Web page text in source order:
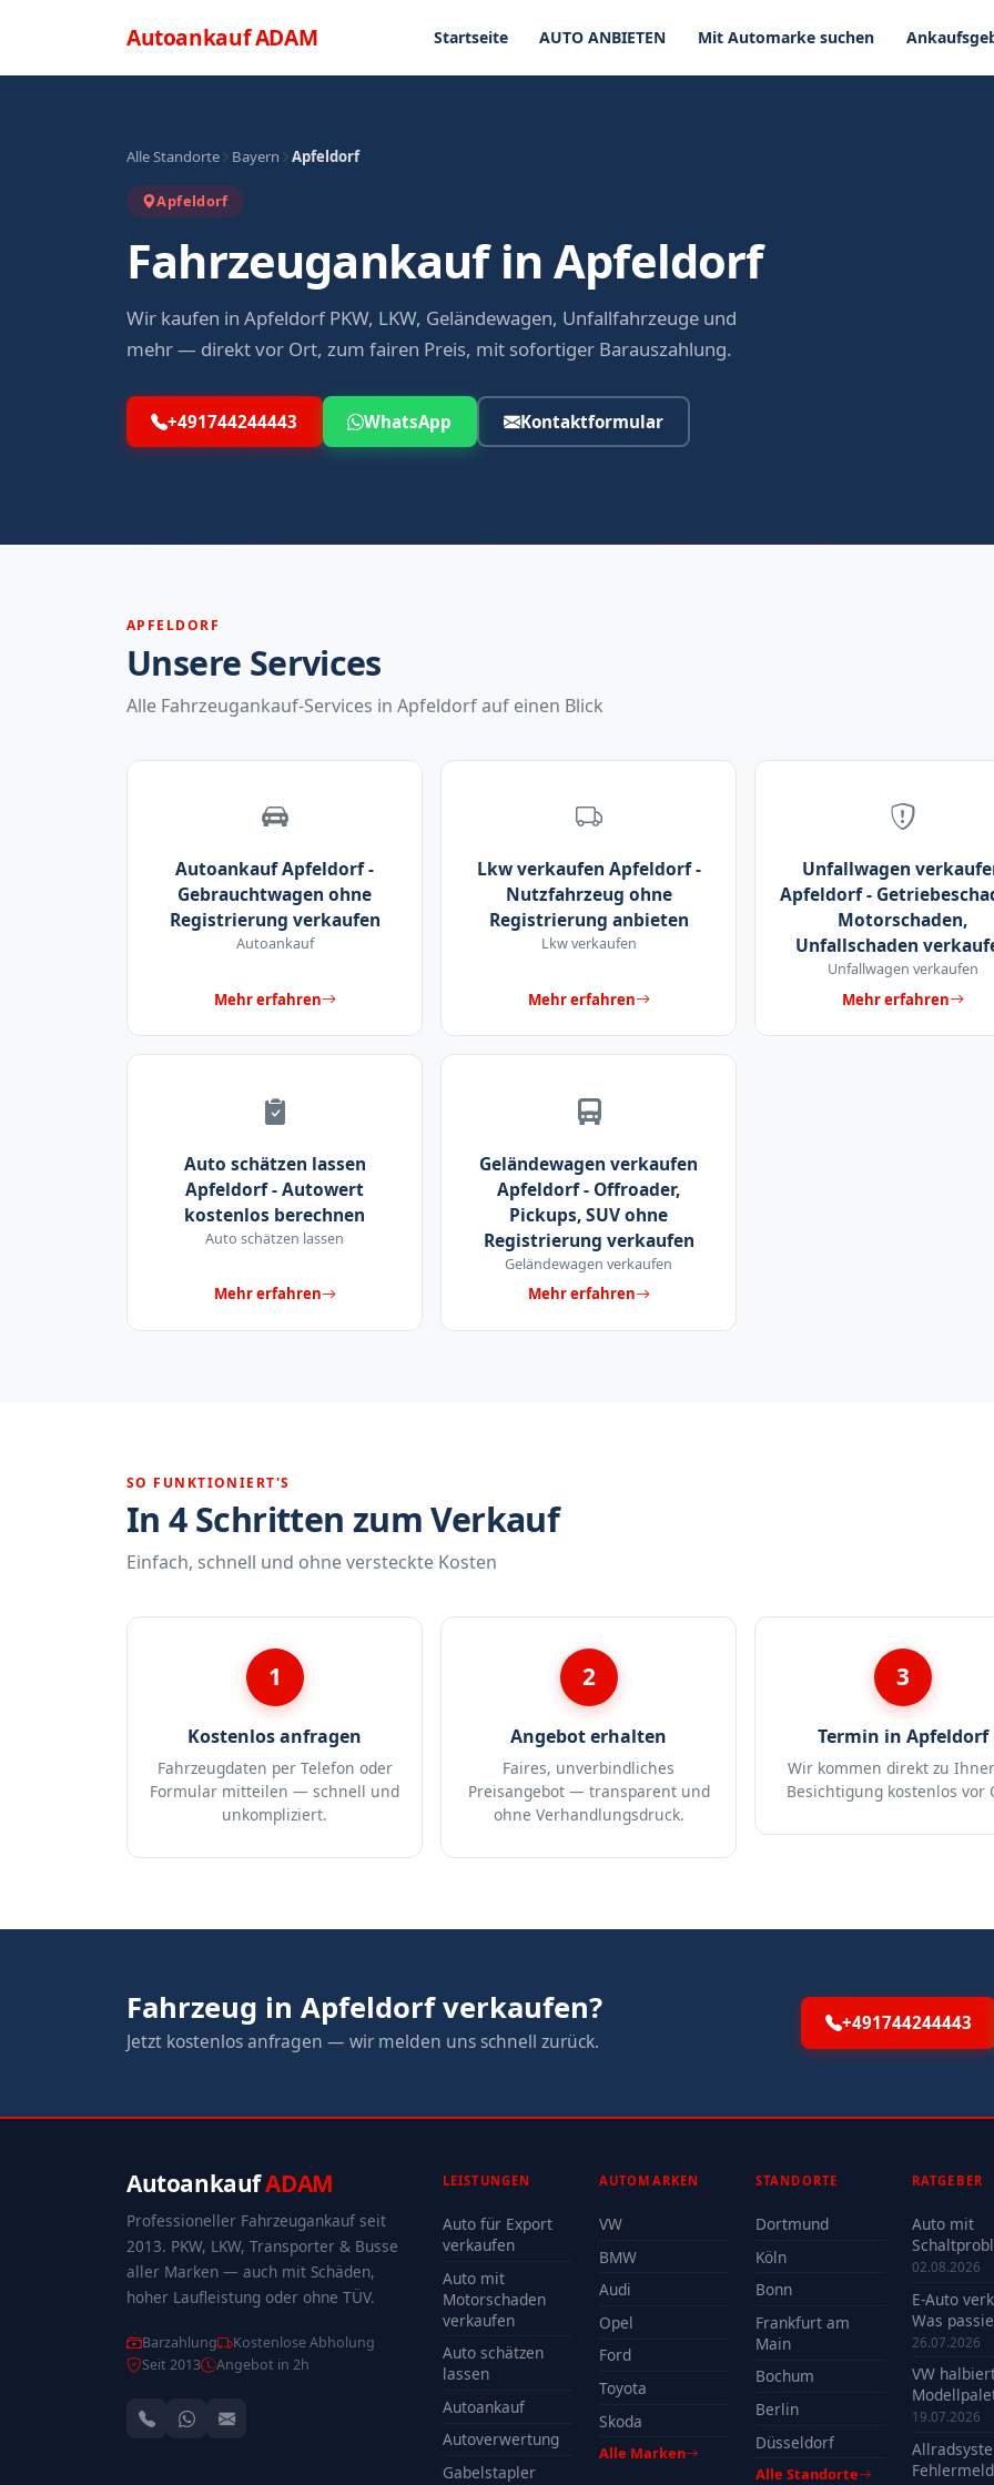
AutoankaufADAM Menü
Startseite AUTO ANBIETEN Mit Automarke suchen
Alle Standorte Bayern Apfeldorf
Apfeldorf
Fahrzeugankauf in Apfeldorf
Wir kaufen in Apfeldorf PKW, LKW, Geländewagen, Unfallfahrzeuge und
mehr — direkt vor Ort, zum fairen Preis, mit sofortiger Barauszahlung.
+491744244443 WhatsApp Kontaktformular
APFELDORF
Unsere Services
Alle Fahrzeugankauf-Services in Apfeldorf auf einen Blick
Autoankauf Apfeldorf -
Gebrauchtwagen ohne
Registrierung verkaufen
Autoankauf
Mehr erfahren
Lkw verkaufen Apfeldorf -
Nutzfahrzeug ohne
Registrierung anbieten
Lkw verkaufen
Mehr erfahren
Unfallwagen
Apfeldorf -
Motorschaden,
Unfallschaden
Unfallwagen verkaufen
Mehr erfahren
Auto schätzen lassen
Apfeldorf - Autowert
kostenlos berechnen
Auto schätzen lassen
Mehr erfahren
Geländewagen verkaufen
Apfeldorf - Offroader,
Pickups, SUV ohne
Registrierung verkaufen
Geländewagen verkaufen
Mehr erfahren
SO FUNKTIONIERT'S
In 4 Schritten zum Verkauf
Einfach, schnell und ohne versteckte Kosten
1
Kostenlos anfragen
Fahrzeugdaten per Telefon oder
Formular mitteilen — schnell und
unkompliziert.
2
Angebot erhalten
Faires, unverbindliches
Preisangebot — transparent und
ohne Verhandlungsdruck.
3
Termin in Apfeldorf
Wir kommen direkt zu
Besichtigung kostenlos vor
Fahrzeug in Apfeldorf verkaufen?
Jetzt kostenlos anfragen — wir melden uns schnell zurück.
+491744244443
AutoankaufADAM
Professioneller Fahrzeugankauf seit
2013. PKW, LKW, Transporter & Busse
aller Marken — auch mit Schäden,
hoher Laufleistung oder ohne TÜV.
Barzahlung
Kostenlose Abholung
Seit 2013
Angebot in 2h
LEISTUNGEN
Auto für Export
verkaufen
Auto mit
Motorschaden
verkaufen
Auto schätzen
lassen
Autoankauf
Autoverwertung
Gabelstapler
AUTOMARKEN
VW
BMW
Audi
Opel
Ford
Toyota
Skoda
Alle Marken
STANDORTE
Dortmund
Köln
Bonn
Frankfurt am
Main
Bochum
Berlin
Düsseldorf
Alle Standorte
RATGEBER
Auto mit
verkaufen -
Verkauf?
02.08.2026
E-Auto
Was
der
26.07.2026
VW
Welche
19.07.2026